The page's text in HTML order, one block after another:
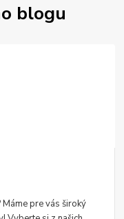
blogu
Máme pre vás široký